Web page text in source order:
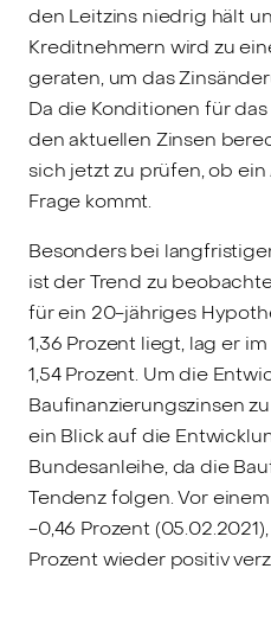
den Leitzins niedrig hält
Kreditnehmern wird zu
geraten, um das
Da die Konditionen für
den aktuellen Zinsen
sich jetzt zu prüfen, ob
Frage kommt.
Besonders bei
ist der Trend zu
für ein 20-jähriges
1,36 Prozent liegt, lag er
1,54 Prozent. Um die
Baufinanzierungszinsen
ein Blick auf die
Bundesanleihe, da die
Tendenz folgen. Vor
-0,46 Prozent
Prozent wieder positiv